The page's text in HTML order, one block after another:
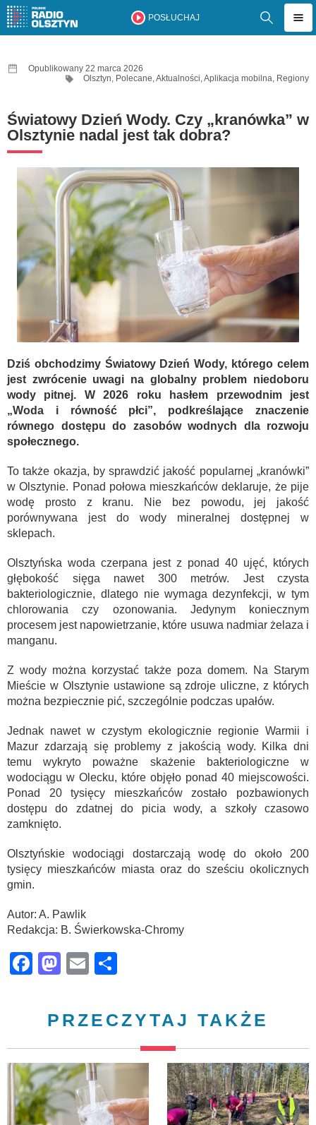
POSŁUCHAJ
Opublikowany 22 marca 2026
Olsztyn, Polecane,Aktualności,Aplikacja mobilna, Regiony
Światowy Dzień Wody. Czy „kranówka” w
Olsztynie nadal jest tak dobra?
Dziś obchodzimy Światowy Dzień Wody, którego celem
jest zwrócenie uwagi na globalny problem niedoboru
wody pitnej. W 2026 roku hasłem przewodnim jest
„Woda i równość płci”, podkreślające znaczenie
równego dostępu do zasobów wodnych dla rozwoju
społecznego.
To także okazja, by sprawdzić jakość popularnej „kranówki”
w Olsztynie. Ponad połowa mieszkańców deklaruje, że pije
wodę prosto z kranu. Nie bez powodu, jej jakość
porównywana jest do wody mineralnej dostępnej w
sklepach.
Olsztyńska woda czerpana jest z ponad 40 ujęć, których
głębokość sięga nawet 300 metrów. Jest czysta
bakteriologicznie, dlatego nie wymaga dezynfekcji, w tym
chlorowania czy ozonowania. Jedynym koniecznym
procesem jest napowietrzanie, które usuwa nadmiar żelaza i
manganu.
Z wody można korzystać także poza domem. Na Starym
Mieście w Olsztynie ustawione są zdroje uliczne, z których
można bezpiecznie pić, szczególnie podczas upałów.
Jednak nawet w czystym ekologicznie regionie Warmii i
Mazur zdarzają się problemy z jakością wody. Kilka dni
temu wykryto poważne skażenie bakteriologiczne w
wodociągu w Olecku, które objęło ponad 40 miejscowości.
Ponad 20 tysięcy mieszkańców zostało pozbawionych
dostępu do zdatnej do picia wody, a szkoły czasowo
zamknięto.
Olsztyńskie wodociągi dostarczają wodę do około 200
tysięcy mieszkańców miasta oraz do sześciu okolicznych
gmin.
Autor: A. Pawlik
Redakcja: B. Świerkowska-Chromy
Facebook
Mastodon
Email
PRZECZYTAJ TAKŻE